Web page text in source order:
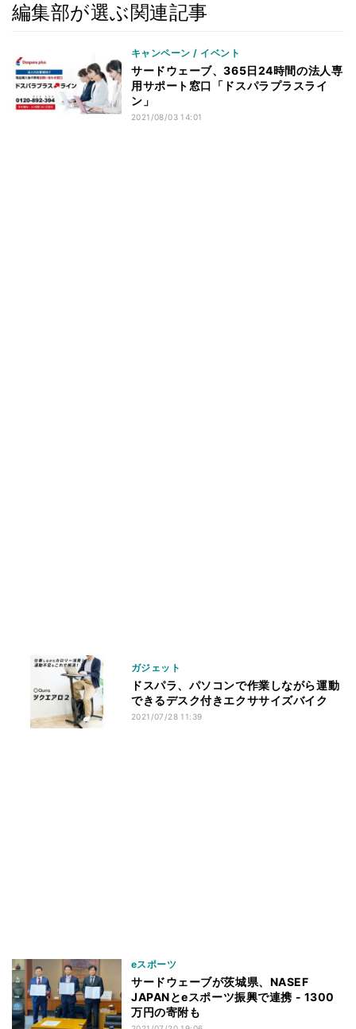
編集部が選ぶ関連記事
キャンペーン / イベント
サードウェーブ、365日24時間の法人専
用サポート窓口「ドスパラプラスライ
ン」
2021/08/03 14:01
ガジェット
ドスパラ、パソコンで作業しながら運動
できるデスク付きエクササイズバイク
2021/07/28 11:39
eスポーツ
サードウェーブが茨城県、NASEF
JAPANとeスポーツ振興で連携 - 1300
万円の寄附も